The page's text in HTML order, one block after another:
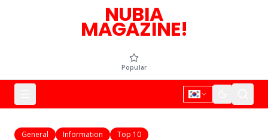
NUBIA
MAGAZINE!
Popular
General Information Top 10